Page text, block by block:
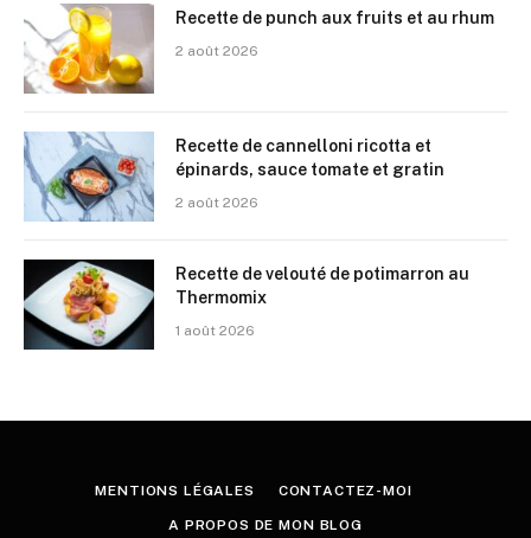
Recette de punch aux fruits et au rhum
2 août 2026
Recette de cannelloni ricotta et
épinards, sauce tomate et gratin
2 août 2026
Recette de velouté de potimarron au
Thermomix
1 août 2026
MENTIONS LÉGALES CONTACTEZ-MOI
A PROPOS DE MON BLOG